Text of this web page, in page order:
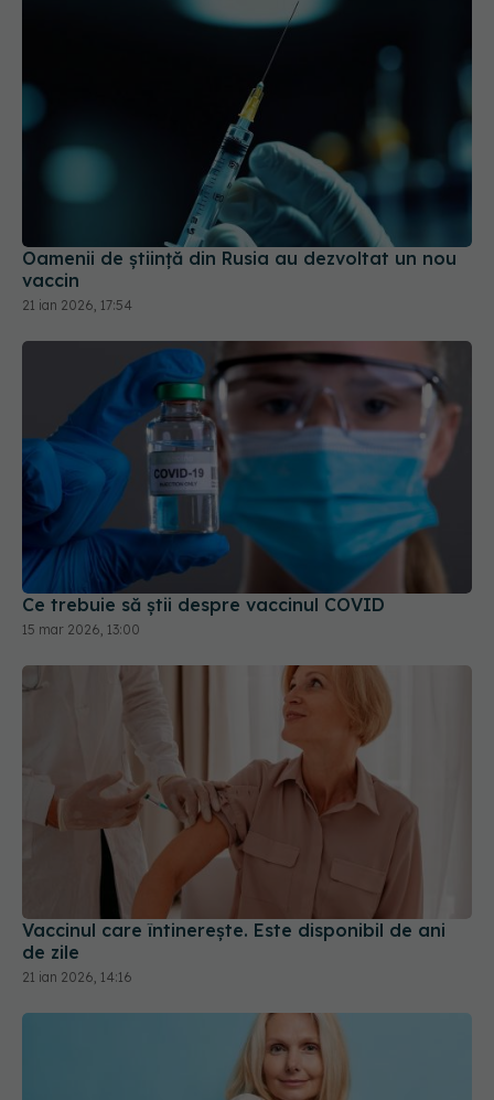
Oamenii de ştiinţă din Rusia au dezvoltat un nou
Ce trebuie să știi despre vaccinul COVID
15 mar 2026, 13:00
Vaccinul care întinerește. Este disponibil de ani
21 ian 2026, 14:16